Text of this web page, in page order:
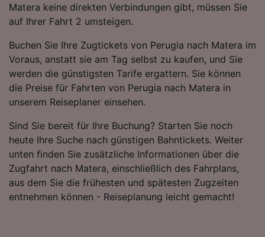
Matera keine direkten Verbindungen gibt, müssen Sie
auf Ihrer Fahrt 2 umsteigen.
Buchen Sie Ihre Zugtickets von Perugia nach Matera im
Voraus, anstatt sie am Tag selbst zu kaufen, und Sie
werden die günstigsten Tarife ergattern. Sie können
die Preise für Fahrten von Perugia nach Matera in
unserem Reiseplaner einsehen.
Sind Sie bereit für Ihre Buchung? Starten Sie noch
heute Ihre Suche nach günstigen Bahntickets. Weiter
unten finden Sie zusätzliche Informationen über die
Zugfahrt nach Matera, einschließlich des Fahrplans,
aus dem Sie die frühesten und spätesten Zugzeiten
entnehmen können - Reiseplanung leicht gemacht!